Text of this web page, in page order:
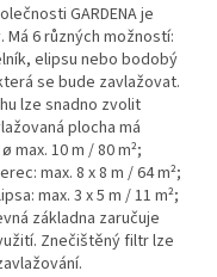
GARDENA je
6 různých možností:
elipsu nebo bodobý
se bude zavlažovat.
lze snadno zvolit
plocha má
max. 10 m / 80 m²;
max. 8 x 8 m / 64 m²;
max. 3 x 5 m / 11 m²;
základna zaručuje
Znečištěný filtr lze